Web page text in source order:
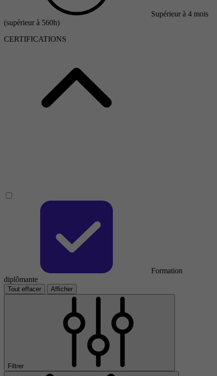
Supérieur à 4 mois
(supérieur à 560h)
CERTIFICATIONS
Formation
diplômante
Tout effacer Afficher
Filtrer